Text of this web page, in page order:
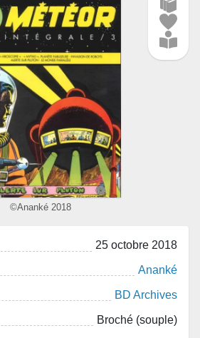
©Ananké 2018
25 octobre 2018
Ananké
BD Archives
Broché (souple)